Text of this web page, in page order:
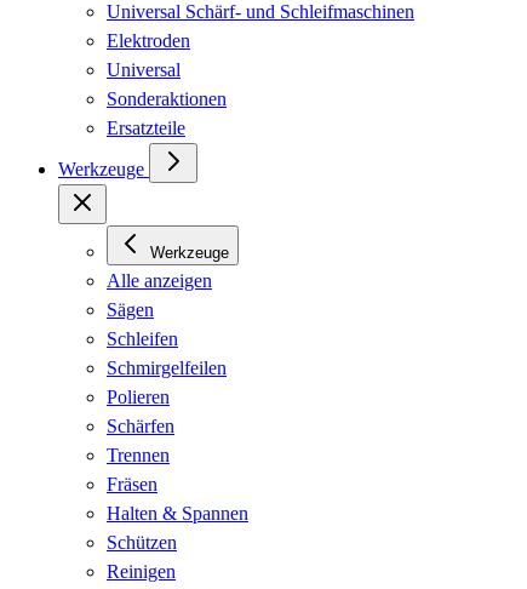
Universal Schärf- und Schleifmaschinen
Elektroden
Universal
Sonderaktionen
Ersatzteile
Werkzeuge
Werkzeuge
Alle anzeigen
Sägen
Schleifen
Schmirgelfeilen
Polieren
Schärfen
Trennen
Fräsen
Halten & Spannen
Schützen
Reinigen